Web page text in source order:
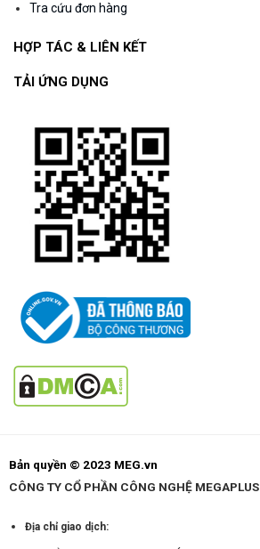
Tra cứu đơn hàng
HỢP TÁC & LIÊN KẾT
TẢI ỨNG DỤNG
Bản quyền © 2023 MEG.vn
CÔNG TY CỔ PHẦN CÔNG NGHỆ MEGAPLUS
Địa chỉ giao dịch: